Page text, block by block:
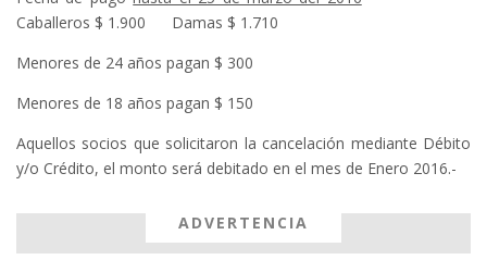
Caballeros $ 1.900 Damas $ 1.710
Menores de 24 años pagan $ 300
Menores de 18 años pagan $ 150
Aquellos socios que solicitaron la cancelación mediante Débito
y/o Crédito, el monto será debitado en el mes de Enero 2016.-
ADVERTENCIA